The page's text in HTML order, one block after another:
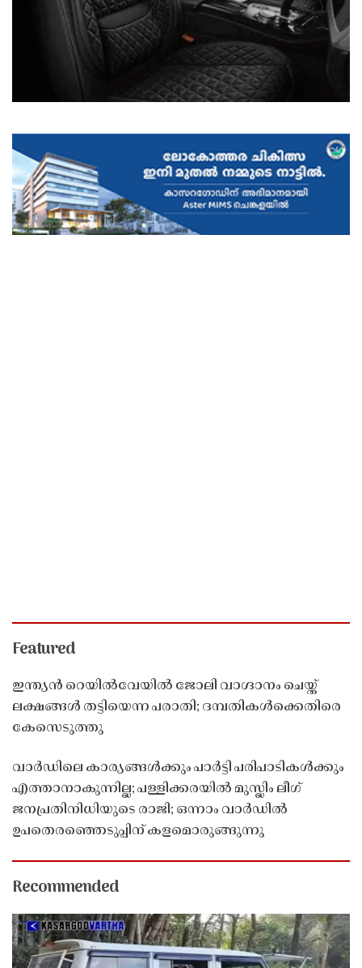
Featured
ഇന്ത്യൻ റെയിൽവേയിൽ ജോലി വാഗ്ദാനം ചെയ്ത്
ലക്ഷങ്ങൾ തട്ടിയെന്ന പരാതി; ദമ്പതികൾക്കെതിരെ
കേസെടുത്തു
വാർഡിലെ കാര്യങ്ങൾക്കും പാർട്ടി പരിപാടികൾക്കും
എത്താനാകുന്നില്ല; പള്ളിക്കരയിൽ മുസ്ലിം ലീഗ്
ജനപ്രതിനിധിയുടെ രാജി; ഒന്നാം വാർഡിൽ
ഉപതെരഞ്ഞെടുപ്പിന് കളമൊരുങ്ങുന്നു
Recommended